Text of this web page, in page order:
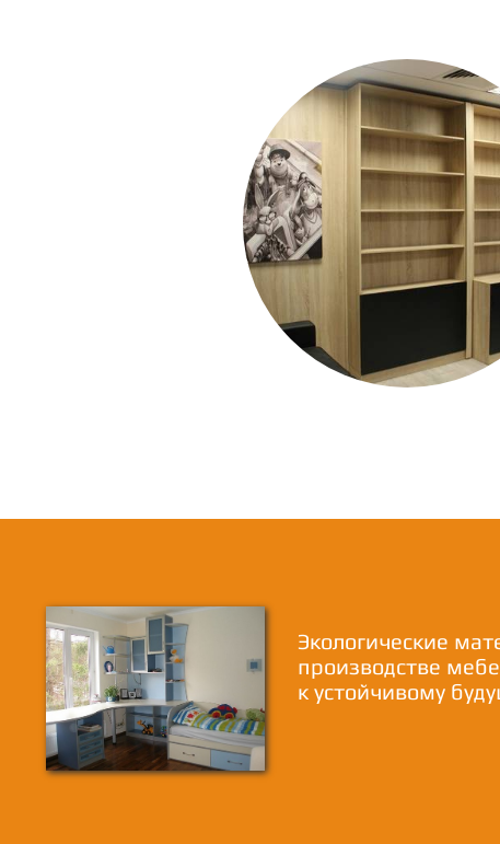
Экологические
производстве
к устойчивому